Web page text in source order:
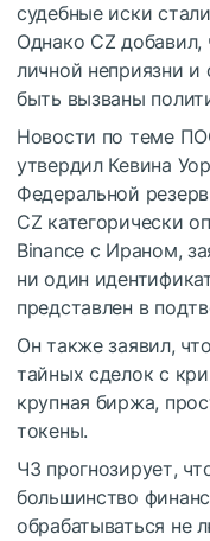
судебные иски
Однако CZ добавил,
личной неприязни и
быть вызваны
Новости по теме
утвердил Кевина
Федеральной
CZ категорически
Binance с Ираном,
ни один
представлен в
Он также заявил,
тайных сделок с
крупная биржа,
токены.
ЧЗ прогнозирует,
большинство
обрабатываться не